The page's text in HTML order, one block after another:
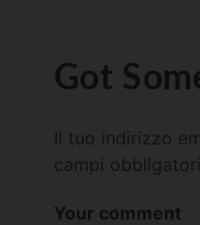
Got
Il tuo indirizzo
campi
Your comment